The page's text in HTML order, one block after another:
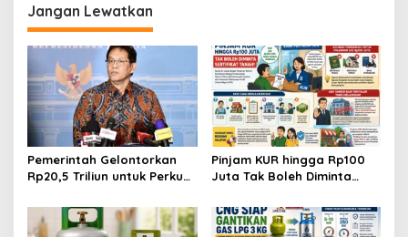
a
s
i
p
o
s
Jangan Lewatkan
Pemerintah Gelontorkan
Rp20,5 Triliun untuk Perkuat
Pastikan Gaji PPPK Aman
Pinjam KUR hingga Rp100
Juta Tak Boleh Diminta
dan Sanksinya